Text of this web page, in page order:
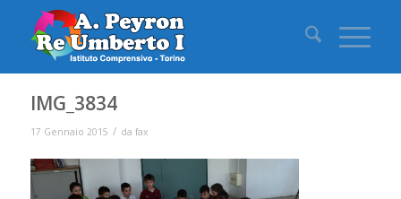
IMG_3834
17 Gennaio 2015 / da fax